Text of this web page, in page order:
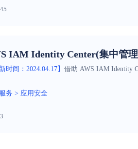
IAM Identity Center(集中管
时间：2024.04.17】 借助 AWS IAM Identity
务 > 应用安全